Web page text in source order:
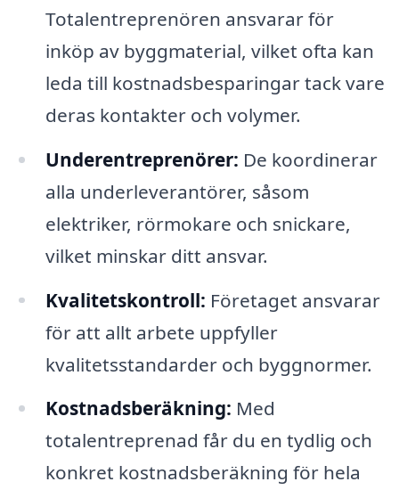
Totalentreprenören ansvarar för
inköp av byggmaterial, vilket ofta kan
leda till kostnadsbesparingar tack vare
deras kontakter och volymer.
Underentreprenörer: De koordinerar
alla underleverantörer, såsom
elektriker, rörmokare och snickare,
vilket minskar ditt ansvar.
Kvalitetskontroll: Företaget ansvarar
för att allt arbete uppfyller
kvalitetsstandarder och byggnormer.
Kostnadsberäkning: Med
totalentreprenad får du en tydlig och
konkret kostnadsberäkning för hela